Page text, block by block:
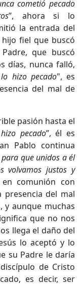
cometió pecado
”, ahora si lo
la entrada del
fiel que buscó
que buscó
días, nunca falló,
hizo pecado", es
del mal de
pasión hasta el
pecado”, él es
Pablo continua
que unidos a él
volvamos justos y
comunión con
presencia del mal
y aunque muchas
que no nos
llega el daño del
lo aceptó y lo
su Padre le daría
de Cristo
es decir, ser